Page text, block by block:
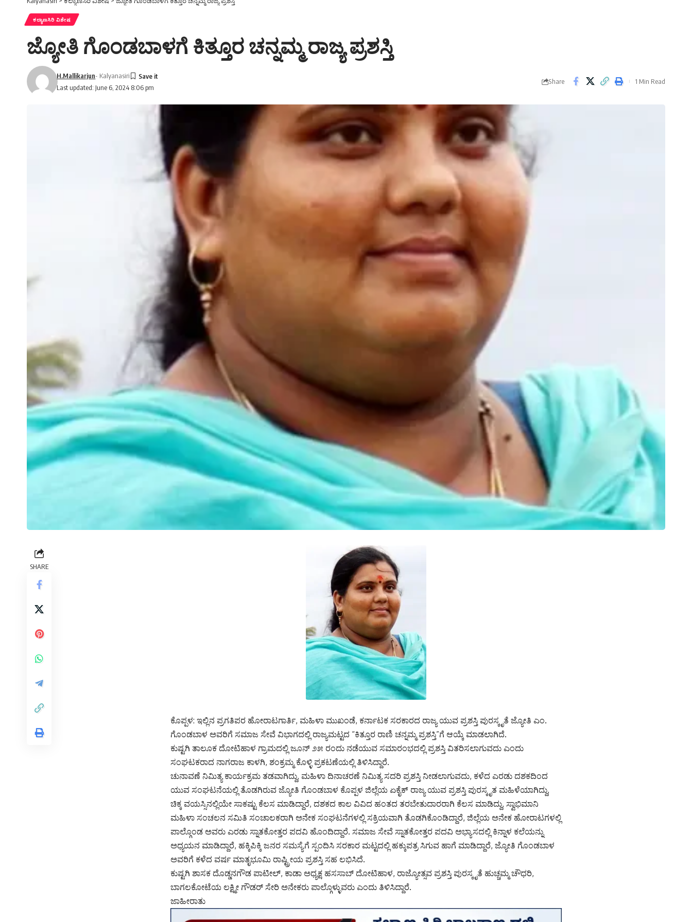
ಕಲ್ಯಾಣಸಿರಿ ವಿಶೇಷ
ಜ್ಯೋತಿ ಗೊಂಡಬಾಳಗೆ ಕಿತ್ತೂರ ಚನ್ನಮ್ಮ ರಾಜ್ಯ ಪ್ರಶಸ್ತಿ
Last updated: June 6, 2024 8:06 pm
H.Mallikarjun- Kalyanasiri
Share 1 Min Read
SHARE
ಕೊಪ್ಪಳ: ಇಲ್ಲಿನ ಪ್ರಗತಿಪರ ಹೋರಾಟಗಾರ್ತಿ, ಮಹಿಳಾ ಮುಖಂಡೆ, ಕರ್ನಾಟಕ ಸರಕಾರದ ರಾಜ್ಯ ಯುವ ಪ್ರಶಸ್ತಿ ಪುರಸ್ಕೃತೆ ಜ್ಯೋತಿ ಎಂ.
ಗೊಂಡಬಾಳ ಅವರಿಗೆ ಸಮಾಜ ಸೇವೆ ವಿಭಾಗದಲ್ಲಿ ರಾಜ್ಯಮಟ್ಟದ “ಕಿತ್ತೂರ ರಾಣಿ ಚನ್ನಮ್ಮ ಪ್ರಶಸ್ತಿ”ಗೆ ಆಯ್ಕೆ ಮಾಡಲಾಗಿದೆ.
ಕುಷ್ಟಗಿ ತಾಲೂಕ ದೋಟಿಹಾಳ ಗ್ರಾಮದಲ್ಲಿ ಜೂನ್ ೨೫ ರಂದು ನಡೆಯುವ ಸಮಾರಂಭದಲ್ಲಿ ಪ್ರಶಸ್ತಿ ವಿತರಿಸಲಾಗುವದು ಎಂದು
ಸಂಘಟಕರಾದ ನಾಗರಾಜ ಕಾಳಗಿ, ಶಂಕ್ರಮ್ಮ ಕೊಳ್ಳಿ ಪ್ರಕಟಣೆಯಲ್ಲಿ ತಿಳಿಸಿದ್ದಾರೆ.
ಚುನಾವಣೆ ನಿಮಿತ್ಯ ಕಾರ್ಯಕ್ರಮ ತಡವಾಗಿದ್ದು, ಮಹಿಳಾ ದಿನಾಚರಣೆ ನಿಮಿತ್ಯ ಸದರಿ ಪ್ರಶಸ್ತಿ ನೀಡಲಾಗುವದು, ಕಳೆದ ಎರಡು ದಶಕದಿಂದ
ಯುವ ಸಂಘಟನೆಯಲ್ಲಿ ತೊಡಗಿರುವ ಜ್ಯೋತಿ ಗೊಂಡಬಾಳ ಕೊಪ್ಪಳ ಜಿಲ್ಲೆಯ ಏಕೈಕ್ ರಾಜ್ಯ ಯುವ ಪ್ರಶಸ್ತಿ ಪುರಸ್ಕೃತ ಮಹಿಳೆಯಾಗಿದ್ದು,
ಚಿಕ್ಕ ವಯಸ್ಸಿನಲ್ಲಿಯೇ ಸಾಕಷ್ಟು ಕೆಲಸ ಮಾಡಿದ್ದಾರೆ, ದಶಕದ ಕಾಲ ವಿವಿದ ಹಂತದ ತರಬೇತುದಾರರಾಗಿ ಕೆಲಸ ಮಾಡಿದ್ದು, ಸ್ವಾಭಿಮಾನಿ
ಮಹಿಳಾ ಸಂಚಲನ ಸಮಿತಿ ಸಂಚಾಲಕರಾಗಿ ಅನೇಕ ಸಂಘಟನೆಗಳಲ್ಲಿ ಸಕ್ರಿಯವಾಗಿ ತೊಡಗಿಕೊಂಡಿದ್ದಾರೆ, ಜಿಲ್ಲೆಯ ಅನೇಕ ಹೋರಾಟಗಳಲ್ಲಿ
ಪಾಲ್ಗೊಂಡ ಅವರು ಎರಡು ಸ್ನಾತಕೋತ್ತರ ಪದವಿ ಹೊಂದಿದ್ದಾರೆ. ಸಮಾಜ ಸೇವೆ ಸ್ನಾತಕೋತ್ತರ ಪದವಿ ಅಭ್ಯಾಸದಲ್ಲಿ ಕಿನ್ನಾಳ ಕಲೆಯನ್ನು
ಅಧ್ಯಯನ ಮಾಡಿದ್ದಾರೆ, ಹಕ್ಕಿಪಿಕ್ಕಿ ಜನರ ಸಮಸ್ಯೆಗೆ ಸ್ಪಂದಿಸಿ ಸರಕಾರ ಮಟ್ಟದಲ್ಲಿ ಹಕ್ಕುಪತ್ರ ಸಿಗುವ ಹಾಗೆ ಮಾಡಿದ್ದಾರೆ, ಜ್ಯೋತಿ ಗೊಂಡಬಾಳ
ಅವರಿಗೆ ಕಳೆದ ವರ್ಷ ಮಾತೃಭೂಮಿ ರಾಷ್ಟ್ರೀಯ ಪ್ರಶಸ್ತಿ ಸಹ ಲಭಿಸಿದೆ.
ಕುಷ್ಟಗಿ ಶಾಸಕ ದೊಡ್ಡನಗೌಡ ಪಾಟೀಲ್, ಕಾಡಾ ಅಧ್ಯಕ್ಷ ಹಸಸಾಬ್ ದೋಟಿಹಾಳ, ರಾಜ್ಯೋತ್ಸವ ಪ್ರಶಸ್ತಿ ಪುರಸ್ಕೃತೆ ಹುಚ್ಚಮ್ಮ ಚೌಧರಿ,
ಬಾಗಲಕೋಟೆಯ ಲಕ್ಷ್ಮೀ ಗೌಡರ್ ಸೇರಿ ಅನೇಕರು ಪಾಲ್ಗೊಳ್ಳುವರು ಎಂದು ತಿಳಿಸಿದ್ದಾರೆ.
ಜಾಹೀರಾತು